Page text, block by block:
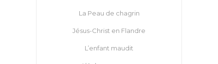
La Peau de chagrin
Jésus-Christ en Flandre
L’enfant maudit